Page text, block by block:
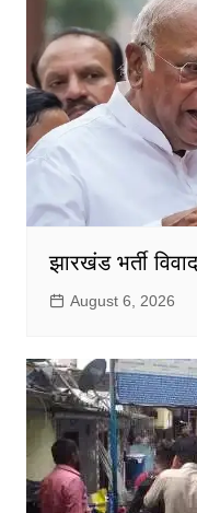
झारखंड भर्ती
August 6, 2026